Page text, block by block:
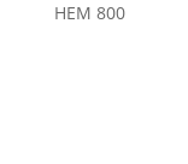
HEM 800